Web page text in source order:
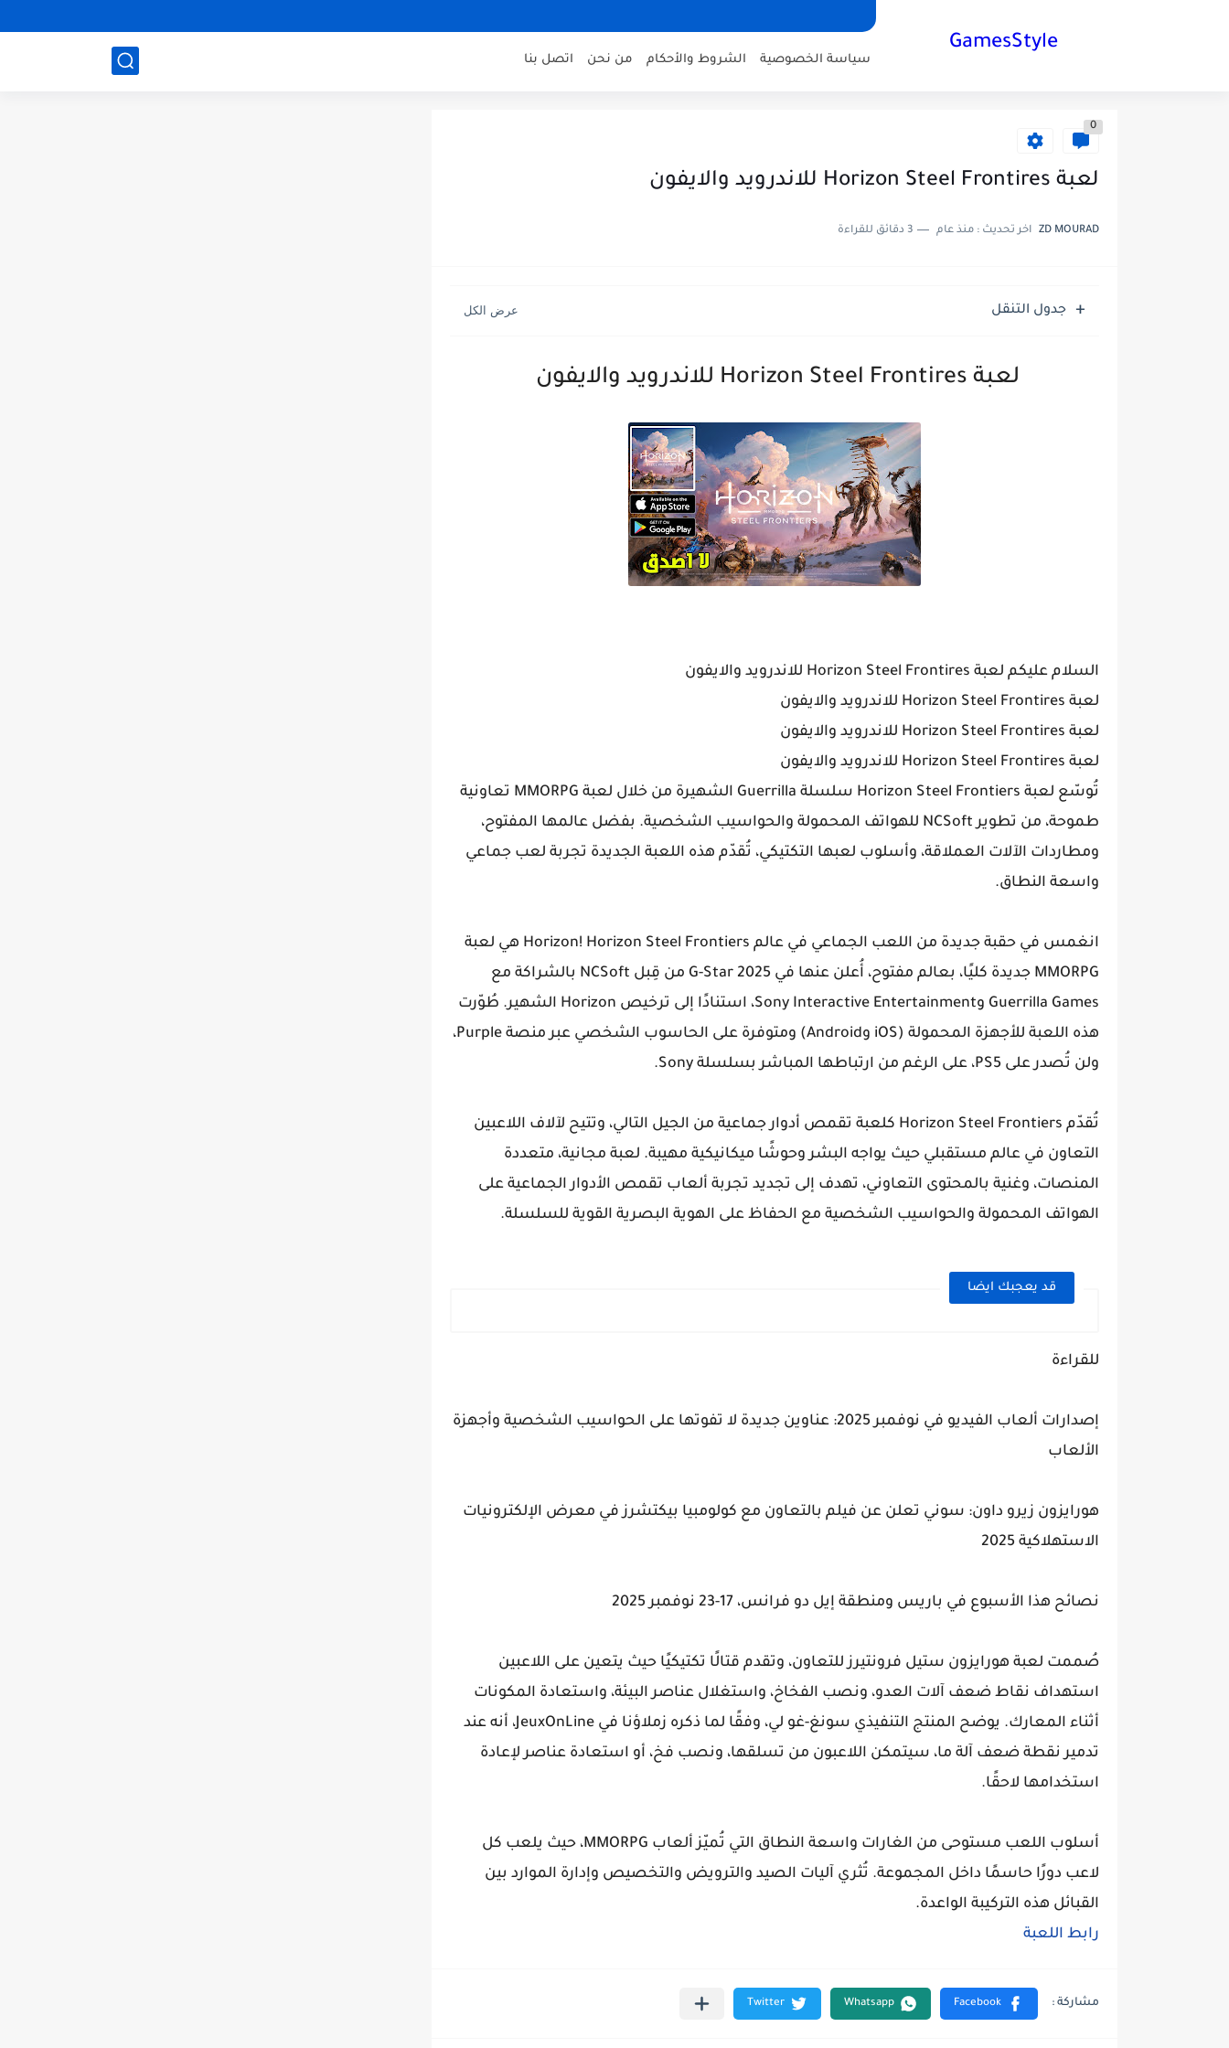
GamesStyle
سياسة الخصوصية الشروط والأحكام من نحن اتصل بنا
0
لعبة Horizon Steel Frontires للاندرويد والايفون
ZD MOURAD اخر تحديث : منذ عام 3 دقائق للقراءة
جدول التنقل
لعبة Horizon Steel Frontires للاندرويد والايفون
السلام عليكم لعبة Horizon Steel Frontires للاندرويد والايفون
لعبة Horizon Steel Frontires للاندرويد والايفون
لعبة Horizon Steel Frontires للاندرويد والايفون
لعبة Horizon Steel Frontires للاندرويد والايفون
تُوسّع لعبة Horizon Steel Frontiers سلسلة Guerrilla الشهيرة من خلال لعبة MMORPG تعاونية
طموحة، من تطوير NCSoft للهواتف المحمولة والحواسيب الشخصية. بفضل عالمها المفتوح،
ومطاردات الآلات العملاقة، وأسلوب لعبها التكتيكي، تُقدّم هذه اللعبة الجديدة تجربة لعب جماعي
واسعة النطاق.
انغمس في حقبة جديدة من اللعب الجماعي في عالم Horizon! Horizon Steel Frontiers هي لعبة
MMORPG جديدة كليًا، بعالم مفتوح، أُعلن عنها في G-Star 2025 من قِبل NCSoft بالشراكة مع
Guerrilla Games وSony Interactive Entertainment، استنادًا إلى ترخيص Horizon الشهير. طُوّرت
هذه اللعبة للأجهزة المحمولة (iOS وAndroid) ومتوفرة على الحاسوب الشخصي عبر منصة Purple،
ولن تُصدر على PS5، على الرغم من ارتباطها المباشر بسلسلة Sony.
تُقدّم Horizon Steel Frontiers كلعبة تقمص أدوار جماعية من الجيل التالي، وتتيح لآلاف اللاعبين
التعاون في عالم مستقبلي حيث يواجه البشر وحوشًا ميكانيكية مهيبة. لعبة مجانية، متعددة
المنصات، وغنية بالمحتوى التعاوني، تهدف إلى تجديد تجربة ألعاب تقمص الأدوار الجماعية على
الهواتف المحمولة والحواسيب الشخصية مع الحفاظ على الهوية البصرية القوية للسلسلة.
قد يعجبك ايضا
للقراءة
إصدارات ألعاب الفيديو في نوفمبر 2025: عناوين جديدة لا تفوتها على الحواسيب الشخصية وأجهزة
الألعاب
هورايزون زيرو داون: سوني تعلن عن فيلم بالتعاون مع كولومبيا بيكتشرز في معرض الإلكترونيات
الاستهلاكية 2025
نصائح هذا الأسبوع في باريس ومنطقة إيل دو فرانس، 17-23 نوفمبر 2025
صُممت لعبة هورايزون ستيل فرونتيرز للتعاون، وتقدم قتالًا تكتيكيًا حيث يتعين على اللاعبين
استهداف نقاط ضعف آلات العدو، ونصب الفخاخ، واستغلال عناصر البيئة، واستعادة المكونات
أثناء المعارك. يوضح المنتج التنفيذي سونغ-غو لي، وفقًا لما ذكره زملاؤنا في JeuxOnLine، أنه عند
تدمير نقطة ضعف آلة ما، سيتمكن اللاعبون من تسلقها، ونصب فخ، أو استعادة عناصر لإعادة
استخدامها لاحقًا.
أسلوب اللعب مستوحى من الغارات واسعة النطاق التي تُميّز ألعاب MMORPG، حيث يلعب كل
لاعب دورًا حاسمًا داخل المجموعة. تُثري آليات الصيد والترويض والتخصيص وإدارة الموارد بين
القبائل هذه التركيبة الواعدة.
رابط اللعبة